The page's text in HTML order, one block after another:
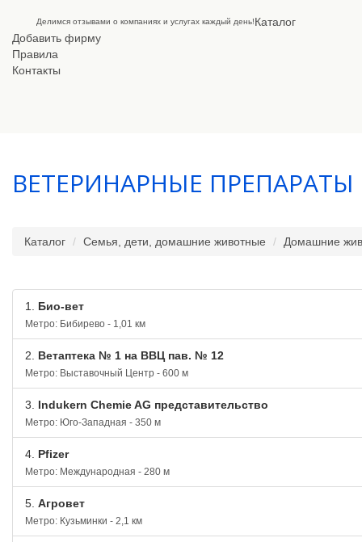
Делимся отзывами о компаниях и услугах каждый день!Каталог
Добавить фирму
Правила
Контакты
ВЕТЕРИНАРНЫЕ
Каталог Семья, дети, домашние животные Домашние
1. Био-вет
Метро: Бибирево - 1,01 км
2. Ветаптека № 1 на ВВЦ пав. № 12
Метро: Выставочный Центр - 600 м
3. Indukern Chemie AG представительство
Метро: Юго-Западная - 350 м
4. Pfizer
Метро: Международная - 280 м
5. Агровет
Метро: Кузьминки - 2,1 км